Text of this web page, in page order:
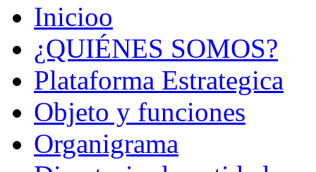
Inicioo
¿QUIÉNES SOMOS?
Plataforma Estrategica
Objeto y funciones
Organigrama